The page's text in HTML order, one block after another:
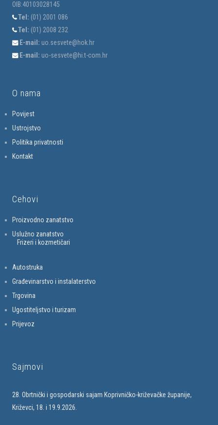
OIB:40103028145
Tel: (01) 2001 086
Tel: (01) 2008 232
E-mail: uo.sesvete@hok.hr
E-mail: uo-sesvete@hi.t-com.hr
O nama
Povijest
Ustrojstvo
Politika privatnosti
Kontakt
Cehovi
Proizvodno zanatstvo
Uslužno zanatstvo
Frizeri i kozmetičari
Autostruka
Građevinarstvo i instalaterstvo
Trgovina
Ugostiteljstvo i turizam
Prijevoz
Sajmovi
28. Obrtnički i gospodarski sajam Koprivničko-križevačke županije,
Križevci, 18. i 19.9.2026.